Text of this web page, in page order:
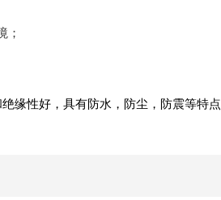
；
缘性好，具有防水，防尘，防震等特点